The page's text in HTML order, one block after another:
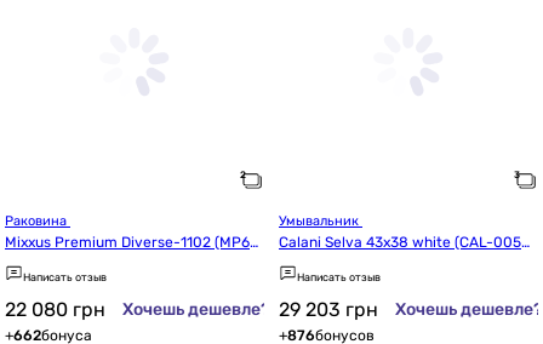
Mixxus Premium Diverse-1102 (MP65
76)
Написать отзыв
22 080 грн Хочешь дешевле?
+662бонуса
Calani Selva 43x38 white (CAL-0050
3)
Написать отзыв
29 203 грн Хочешь дешевле?
+876бонусов